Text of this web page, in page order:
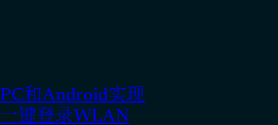
PC和Android实现
一键登录WLAN